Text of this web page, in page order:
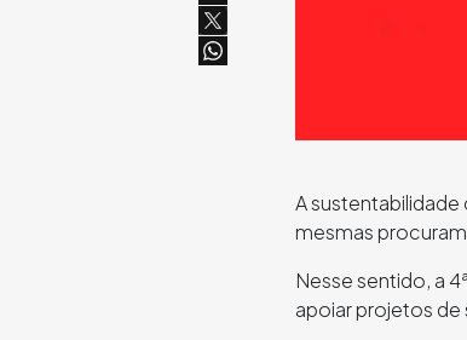
A sustentabilidade
mesmas
Nesse sentido, a
apoiar projetos